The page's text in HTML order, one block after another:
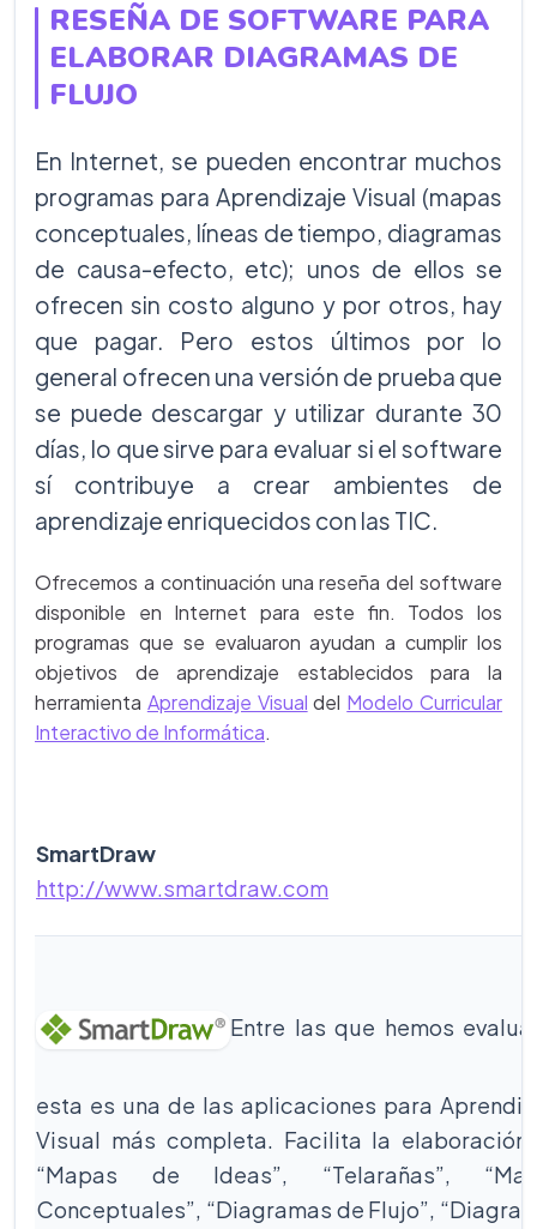
RESEÑA DE SOFTWARE PARA
ELABORAR DIAGRAMAS DE
FLUJO
En Internet, se pueden encontrar muchos
programas para Aprendizaje Visual (mapas
conceptuales, líneas de tiempo, diagramas
de causa-efecto, etc); unos de ellos se
ofrecen sin costo alguno y por otros, hay
que pagar. Pero estos últimos por lo
general ofrecen una versión de prueba que
se puede descargar y utilizar durante 30
días, lo que sirve para evaluar si el software
sí contribuye a crear ambientes de
aprendizaje enriquecidos con las TIC.
Ofrecemos a continuación una reseña del software
disponible en Internet para este fin. Todos los
programas que se evaluaron ayudan a cumplir los
objetivos de aprendizaje establecidos para la
herramienta Aprendizaje Visual del Modelo Curricular
Interactivo de Informática.
SmartDraw
http://www.smartdraw.com
Entre las que hemos
esta es una de las aplicaciones para
Visual más completa. Facilita la elaboración
“Mapas de Ideas”, “Telarañas”,
Conceptuales”, “Diagramas de Flujo”,